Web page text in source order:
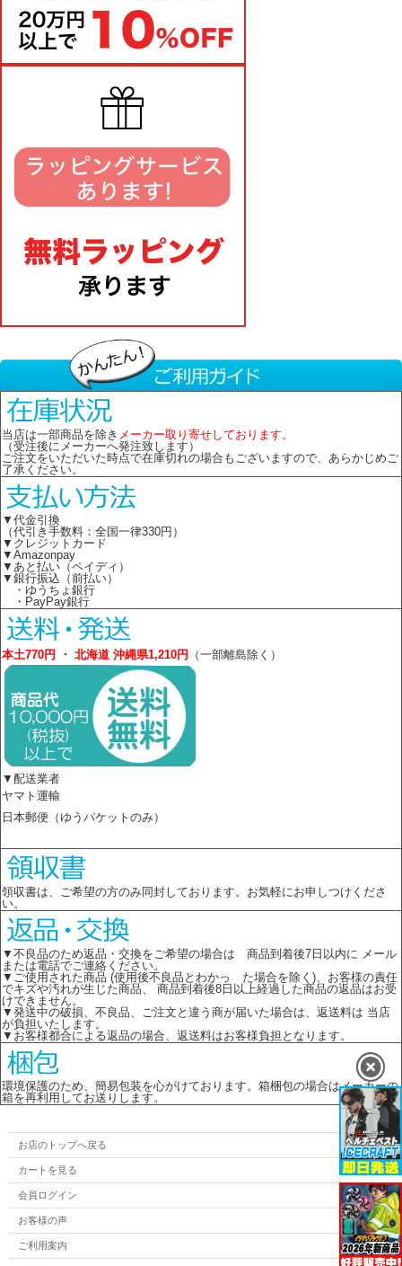
当店は一部商品を除き メーカー取り寄せしております。
（受注後にメーカーへ発注致します）
ご注文をいただいた時点で在庫切れの場合もございますので、あらかじめご
了承ください。
▼代金引換
（代引き手数料：全国一律330円）
▼クレジットカード
▼Amazonpay
▼あと払い（ペイディ）
▼銀行振込（前払い）
・ゆうちょ銀行
・PayPay銀行
本土770円 ・ 北海道 沖縄県1,210円 （一部離島除く）
▼配送業者
ヤマト運輸
日本郵便（ゆうパケットのみ）
領収書は、ご希望の方のみ同封しております。お気軽にお申しつけくださ
い。
▼不良品のため返品・交換をご希望の場合は 商品到着後7日以内に メール
または電話でご連絡ください。
▼ご使用された商品 (使用後不良品とわかっ た場合を除く)、お客様の責任
でキズや汚れが生じた商品、 商品到着後8日以上経過した商品の返品はお受
けできません。
▼発送中の破損、不良品、ご注文と違う商が届いた場合は、返送料は 当店
が負担いたします。
▼お客様都合による返品の場合、返送料はお客様負担となります。
環境保護のため、簡易包装を心がけております。箱梱包の場合はメーカーの
箱を再利用してお送りします。
お店のトップへ戻る
カートを見る
会員ログイン
お客様の声
ご利用案内